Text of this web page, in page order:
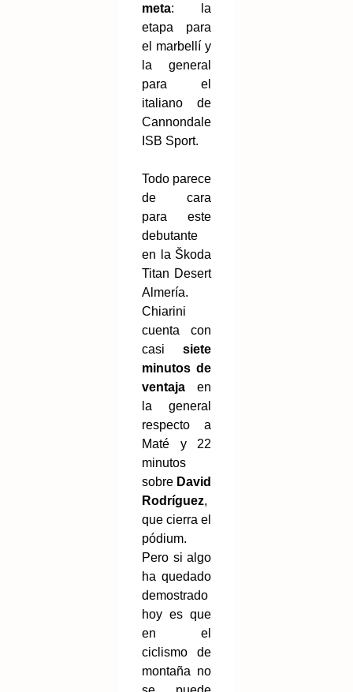
meta: la
etapa para
el marbellí y
la general
para el
italiano de
Cannondale
ISB Sport.
Todo parece
de cara
para este
debutante
en la Škoda
Titan Desert
Almería.
Chiarini
cuenta con
casi siete
minutos de
ventaja en
la general
respecto a
Maté y 22
minutos
sobre David
Rodríguez,
que cierra el
pódium.
Pero si algo
ha quedado
demostrado
hoy es que
en el
ciclismo de
montaña no